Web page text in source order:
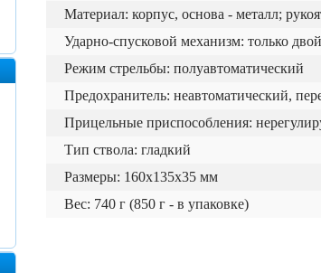
Материал: корпус, основа - металл;
Ударно-спусковой механизм: только
Режим стрельбы: полуавтоматический
Предохранитель: неавтоматический,
Прицельные приспособления:
Тип ствола: гладкий
Размеры: 160x135x35 мм
Вес: 740 г (850 г - в упаковке)